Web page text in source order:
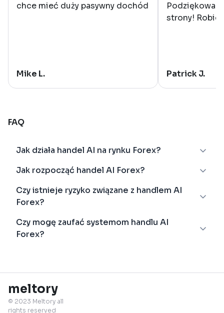
chce mieć duży pasywny dochód
Mike L.
strony!
Patrick J.
FAQ
Jak działa handel AI na rynku Forex?
Jak rozpocząć handel AI Forex?
Czy istnieje ryzyko związane z handlem AI
Forex?
Czy mogę zaufać systemom handlu AI
Forex?
meltory
© 2023 Meltory all
rights reserved